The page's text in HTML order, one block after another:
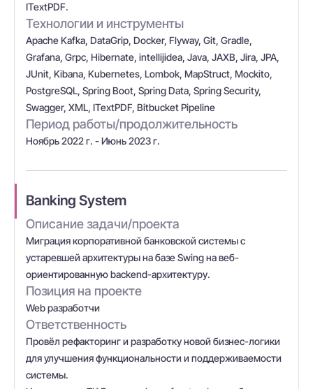
ITextPDF.
Технологии и инструменты
Apache Kafka, DataGrip, Docker, Flyway, Git, Gradle,
Grafana, Grpc, Hibernate, intellijidea, Java, JAXB, Jira, JPA,
JUnit, Kibana, Kubernetes, Lombok, MapStruct, Mockito,
PostgreSQL, Spring Boot, Spring Data, Spring Security,
Swagger, XML, ITextPDF, Bitbucket Pipeline
Период работы/продолжительность
Ноябрь 2022 г. - Июнь 2023 г.
Banking System
Описание задачи/проекта
Миграция корпоративной банковской системы с
устаревшей архитектуры на базе Swing на веб-
ориентированную backend-архитектуру.
Позиция на проекте
Web разработчи
Ответственность
Провёл рефакторинг и разработку новой бизнес-логики
для улучшения функциональности и поддерживаемости
системы.